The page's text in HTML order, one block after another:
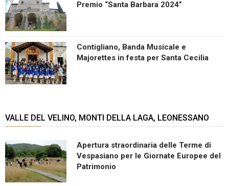
Premio “Santa Barbara 2024”
Contigliano, Banda Musicale e
Majorettes in festa per Santa Cecilia
VALLE DEL VELINO, MONTI DELLA LAGA, LEONESSANO
Apertura straordinaria delle Terme di
Vespasiano per le Giornate Europee del
Patrimonio